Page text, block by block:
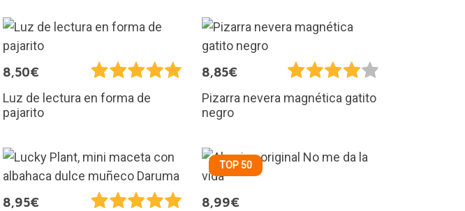
8,50€
Luz de lectura en forma de
pajarito
8,85€
Pizarra nevera magnética gatito
negro
8,95€
TOP 50
8,99€